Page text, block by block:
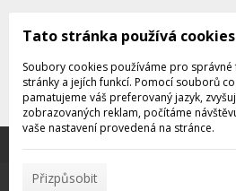
Děkujeme za důvěru
pomáhají poskytovat služby.
vyjadřujete souhlas s používáním
Tato stránka používá cookies
Soubory cookies používáme pro správné
stránky a jejích funkcí. Pomocí souborů
pamatujeme váš preferovaný jazyk,
zobrazovaných reklam, počítáme
vaše nastavení provedená na stránce.
Přizpůsobit